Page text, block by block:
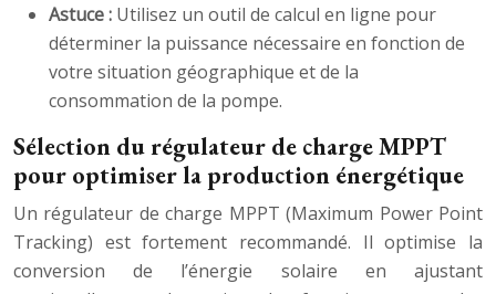
Astuce : Utilisez un outil de calcul en ligne pour
déterminer la puissance nécessaire en fonction de
votre situation géographique et de la
consommation de la pompe.
Sélection du régulateur de charge MPPT
pour optimiser la production énergétique
Un régulateur de charge MPPT (Maximum Power Point
Tracking) est fortement recommandé. Il optimise la
conversion de l’énergie solaire en ajustant